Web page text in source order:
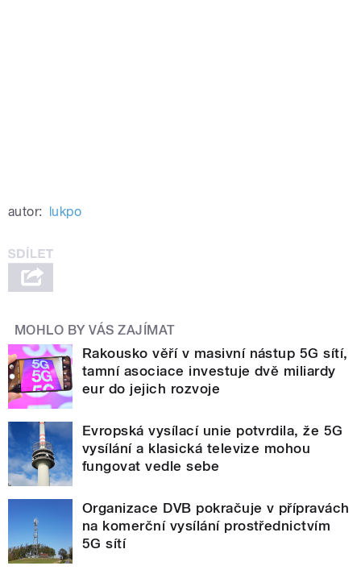
autor: lukpo
MOHLO BY VÁS ZAJÍMAT
Rakousko věří v masivní nástup 5G sítí,
tamní asociace investuje dvě miliardy
eur do jejich rozvoje
Evropská vysílací unie potvrdila, že 5G
vysílání a klasická televize mohou
fungovat vedle sebe
Organizace DVB pokračuje v přípravách
na komerční vysílání prostřednictvím
5G sítí